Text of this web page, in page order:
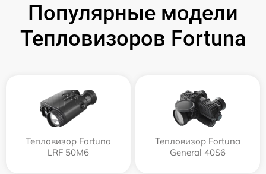
Популярные модели
Тепловизоров Fortuna
Тепловизор Fortuna
LRF 50M6
Тепловизор Fortuna
General 40S6